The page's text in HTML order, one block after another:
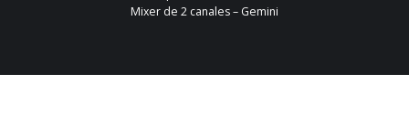
Mixer de 2 canales – Gemini